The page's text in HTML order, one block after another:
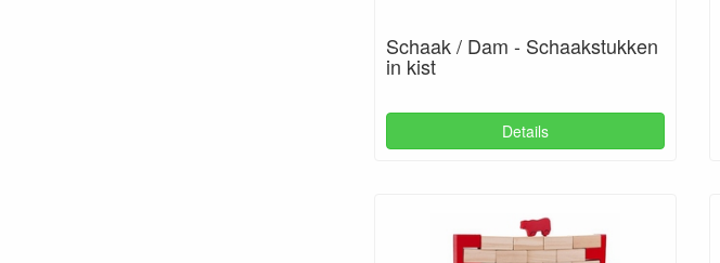
Schaak / Dam - Schaakstukken
in kist
Details